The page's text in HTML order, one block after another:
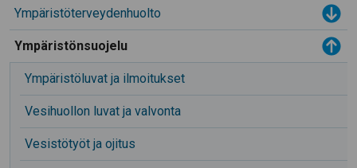
Ympäristöterveydenhuolto
Ympäristönsuojelu
Toggle menu
Ympäristöluvat ja ilmoitukset
Vesihuollon luvat ja valvonta
Vesistötyöt ja ojitus